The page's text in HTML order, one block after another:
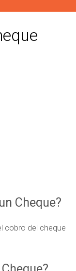
Cheque?
cobro del cheque